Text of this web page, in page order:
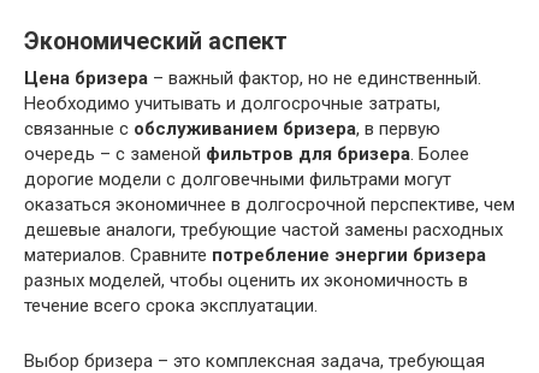
Экономический аспект
Цена бризера – важный фактор, но не единственный.
Необходимо учитывать и долгосрочные затраты,
связанные с обслуживанием бризера, в первую
очередь – с заменой фильтров для бризера . Более
дорогие модели с долговечными фильтрами могут
оказаться экономичнее в долгосрочной перспективе, чем
дешевые аналоги, требующие частой замены расходных
материалов. Сравните потребление энергии бризера
разных моделей, чтобы оценить их экономичность в
течение всего срока эксплуатации.
Выбор бризера – это комплексная задача, требующая